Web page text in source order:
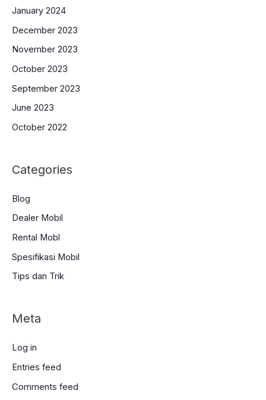
January 2024
December 2023
November 2023
October 2023
September 2023
June 2023
October 2022
Categories
Blog
Dealer Mobil
Rental Mobl
Spesifikasi Mobil
Tips dan Trik
Meta
Log in
Entries feed
Comments feed